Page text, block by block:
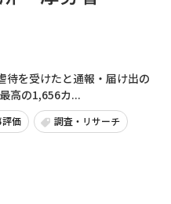
待を受けたと通報・届け出の
高の1,656カ...
評価 調査・リサーチ